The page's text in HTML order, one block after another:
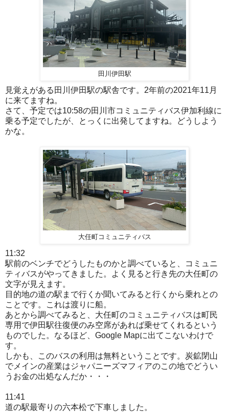
田川伊田駅
見覚えがある田川伊田駅の駅舎です。2年前の2021年11月
に来てますね。
さて、予定では10:58の田川市コミュニティバス伊加利線に
乗る予定でしたが、とっくに出発してますね。どうしよう
かな。
大任町コミュニティバス
11:32
駅前のベンチでどうしたものかと調べていると、コミュニ
ティバスがやってきました。よく見ると行き先の大任町の
文字が見えます。
目的地の道の駅まで行くか聞いてみると行くから乗れとの
ことです。これは渡りに船。
あとから調べてみると、大任町のコミュニティバスは町民
専用で伊田駅往復便のみ空席があれば乗せてくれるという
ものでした。なるほど、Google Mapに出てこないわけで
す。
しかも、このバスの利用は無料ということです。炭鉱閉山
でメインの産業はジャパニーズマフィアのこの地でどうい
うお金の出処なんだか・・・
11:41
道の駅最寄りの六本松で下車しました。